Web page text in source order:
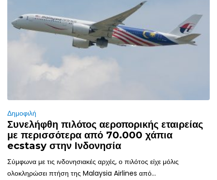
Δημοφιλή
Συνελήφθη πιλότος αεροπορικής εταιρείας
με περισσότερα από 70.000 χάπια
ecstasy στην Ινδονησία
Σύμφωνα με τις ινδονησιακές αρχές, ο πιλότος είχε μόλις
ολοκληρώσει πτήση της Malaysia Airlines από...